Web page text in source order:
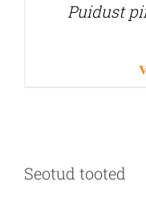
Puidust
Seotud tooted